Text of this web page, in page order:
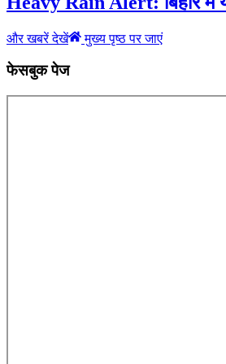
और खबरें देखें मुख्य पृष्ठ पर जाएं
फेसबुक पेज